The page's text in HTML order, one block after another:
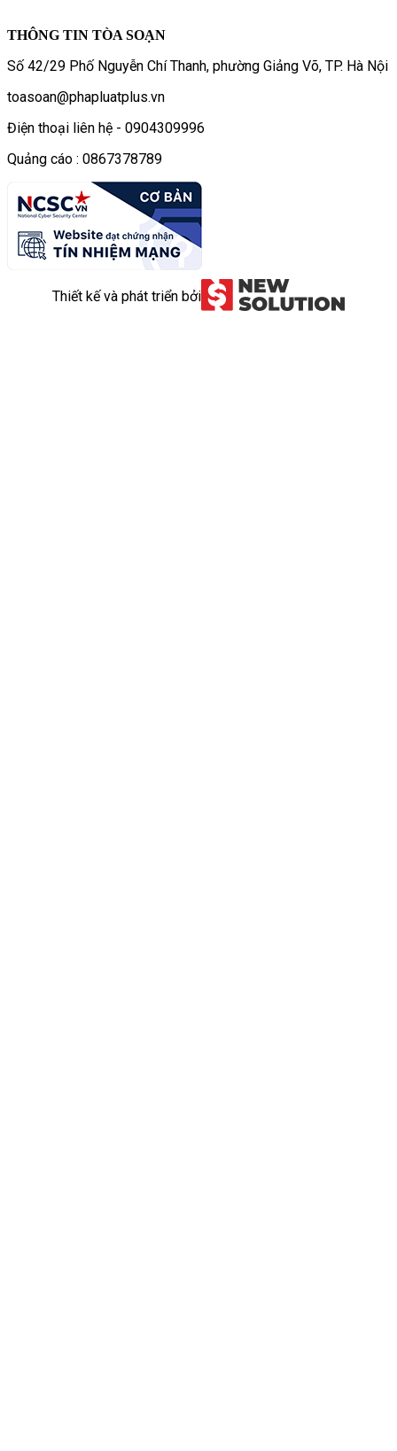
THÔNG TIN TÒA SOẠN
Số 42/29 Phố Nguyễn Chí Thanh, phường Giảng Võ, TP. Hà Nội
toasoan@phapluatplus.vn
Điện thoại liên hệ - 0904309996
Quảng cáo : 0867378789
Thiết kế và phát triển bởi